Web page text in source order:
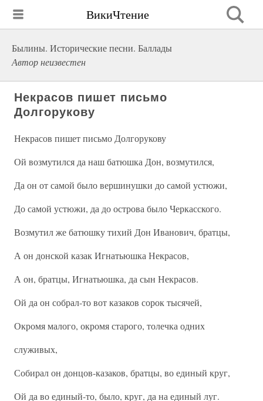
ВикиЧтение
Былины. Исторические песни. Баллады
Автор неизвестен
Некрасов пишет письмо
Долгорукову
Некрасов пишет письмо Долгорукову
Ой возмутился да наш батюшка Дон, возмутился,
Да он от самой было вершинушки до самой устюжи,
До самой устюжи, да до острова было Черкасского.
Возмутил же батюшку тихий Дон Иванович, братцы,
А он донской казак Игнатьюшка Некрасов,
А он, братцы, Игнатьюшка, да сын Некрасов.
Ой да он собрал-то вот казаков сорок тысячей,
Окромя малого, окромя старого, толечка одних
служивых,
Собирал он донцов-казаков, братцы, во единый круг,
Ой да во единый-то, было, круг, да на единый луг.